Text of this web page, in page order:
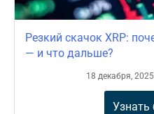
Резкий скачок XRP:
— и что дальше?
18 декабря,
Узнать